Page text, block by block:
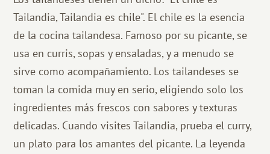
Tailandia, Tailandia es chile". El chile es la esencia
de la cocina tailandesa. Famoso por su picante, se
usa en curris, sopas y ensaladas, y a menudo se
sirve como acompañamiento. Los tailandeses se
toman la comida muy en serio, eligiendo solo los
ingredientes más frescos con sabores y texturas
delicadas. Cuando visites Tailandia, prueba el curry,
un plato para los amantes del picante. La leyenda